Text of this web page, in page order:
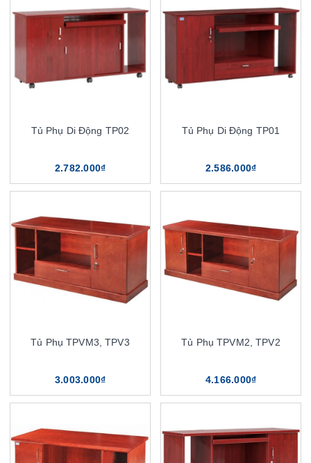
Tủ Phụ Di Động TP02
2.782.000₫
Tủ Phụ Di Động TP01
2.586.000₫
Tủ Phụ TPVM3, TPV3
3.003.000₫
Tủ Phụ TPVM2, TPV2
4.166.000₫